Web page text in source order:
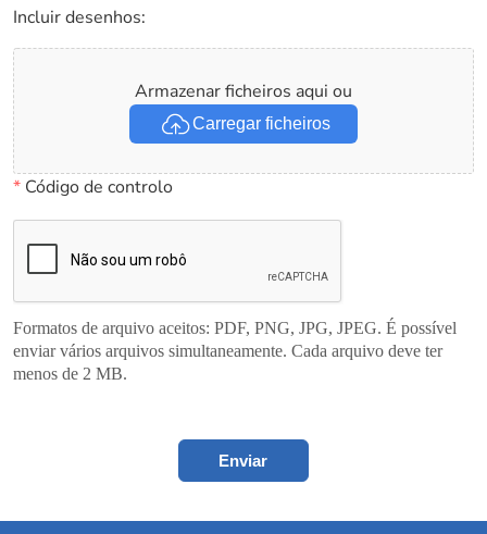
Incluir desenhos:
Armazenar ficheiros aqui ou
Carregar ficheiros
*Código de controlo
Formatos de arquivo aceitos: PDF, PNG, JPG, JPEG. É possível
enviar vários arquivos simultaneamente. Cada arquivo deve ter
menos de 2 MB.
Enviar